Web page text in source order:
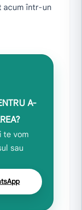
acum într-un
A-
te vom
sau